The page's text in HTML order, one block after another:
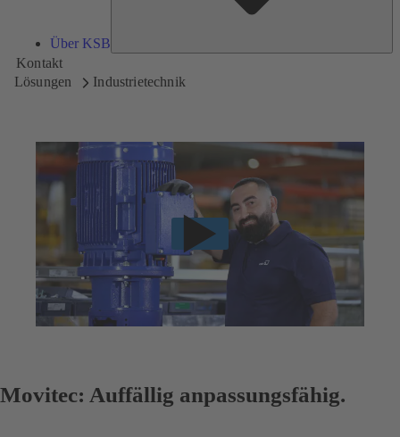
Über KSB
Kontakt
Lösungen
Industrietechnik
Movitec: Auffällig anpassungsfähig.